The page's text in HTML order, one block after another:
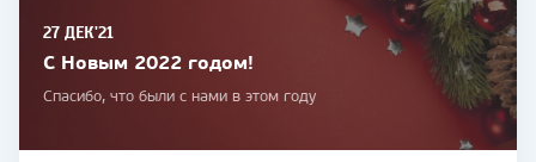
27 ДЕК'21
С Новым 2022 годом!
Спасибо, что были с нами в этом году